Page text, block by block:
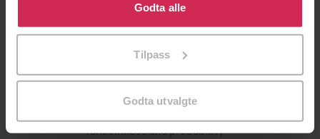
bruke cookies for alle disse formålene. Du kan også
tilpasse ditt samtykke til spesifikke formål ved å klikke
Godta alle
Tilpass
Godta utvalgte
EBOK EBOK
The science and secrets of luck,
randomness and probability